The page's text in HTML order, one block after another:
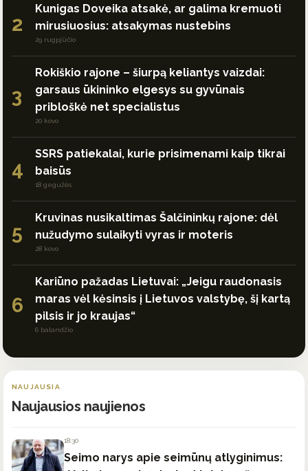
2
Kunigas Doveika atsakė, ar galima kremuoti
mirusiuosius: atsakymas nustebins
29 rugpjūčio
3
Rokiškio rajone – šiurpą keliantys vaizdai:
garsaus ūkininko elgesys su gyvūnais
pribloškė net specialistus
20 kovo
4
SSRS patiekalai, kurie prisimenami kaip tikrai
baisūs
18 gegužės
5
Kruvinas nusikaltimas Šalčininkų rajone: dėl
nužudymo sulaikyti vyras ir moteris
28 kovo
6
Kariūno pažadas Lietuvai: „Jeigu raudonasis
maras vėl kėsinsis į Lietuvos valstybę, šį kartą
pilsis ir jo kraujas“
6 balandžio
NAUJAUSIA
Naujausios naujienos
18:30
Seimo narys apie seimūnų atlyginimus: